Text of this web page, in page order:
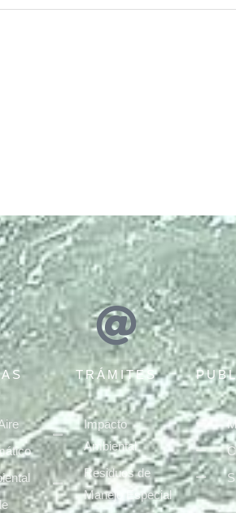
TRÁMITES
Impacto
Ambiental
Residuos de
Manejo Especial